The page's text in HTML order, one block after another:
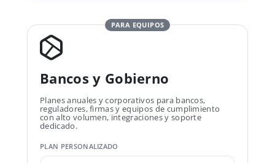
PARA EQUIPOS
Bancos y Gobierno
Planes anuales y corporativos para bancos,
reguladores, firmas y equipos de cumplimiento
con alto volumen, integraciones y soporte
dedicado.
PLAN PERSONALIZADO